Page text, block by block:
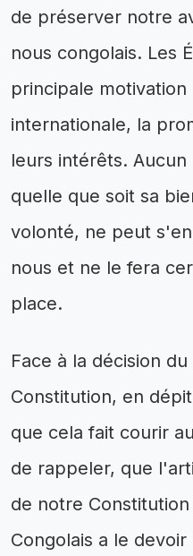
de préserver notre
nous congolais. Les
principale
internationale, la
leurs intérêts.
quelle que soit sa
volonté, ne peut
nous et ne le fera
place.
Face à la décision
Constitution, en
que cela fait courir
de rappeler, que
de notre
Congolais a le